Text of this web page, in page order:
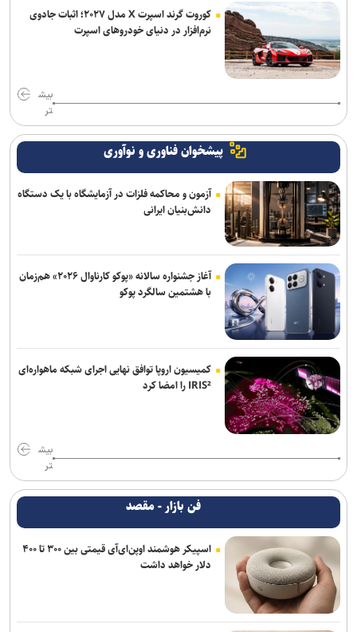
کوروت گرند اسپرت X مدل ۲۰۲۷؛ اثبات جادوی
نرم‌افزار در دنیای خودروهای اسپرت
بیش
تر
پیشخوان فناوری و نوآوری
آزمون و محاکمه فلزات در آزمایشگاه با یک دستگاه
دانش‌بنیان ایرانی
آغاز جشنواره سالانه «پوکو کارناوال ۲۰۲۶» هم‌زمان
با هشتمین سالگرد پوکو
کمیسیون اروپا توافق نهایی اجرای شبکه ماهواره‌ای
IRIS² را امضا کرد
بیش
تر
فن بازار - مقصد
اسپیکر هوشمند اوپن‌ای‌آی قیمتی بین ۳۰۰ تا ۴۰۰
دلار خواهد داشت